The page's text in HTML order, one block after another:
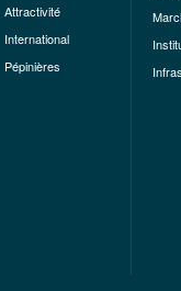
Attractivité
International
Pépinières